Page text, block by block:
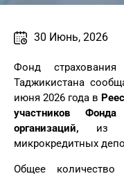
30 Июнь, 2026
Фонд
Таджикистана
июня 2026 года в
участников
организаций, из
микрокредитных
Общее количество